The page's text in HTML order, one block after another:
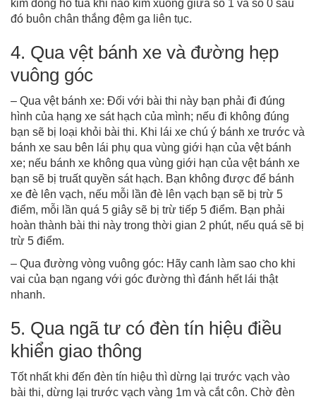
kim đồng hồ tua khi nào kim xuống giữa số 1 và số 0 sau
đó buôn chân thắng đệm ga liên tục.
4. Qua vệt bánh xe và đường hẹp
vuông góc
– Qua vệt bánh xe: Đối với bài thi này bạn phải đi đúng
hình của hạng xe sát hạch của mình; nếu đi không đúng
bạn sẽ bị loại khỏi bài thi. Khi lái xe chú ý bánh xe trước và
bánh xe sau bên lái phụ qua vùng giới hạn của vệt bánh
xe; nếu bánh xe không qua vùng giới hạn của vệt bánh xe
bạn sẽ bị truất quyền sát hạch. Bạn không được để bánh
xe đè lên vạch, nếu mỗi lần đè lên vạch bạn sẽ bị trừ 5
điểm, mỗi lần quá 5 giây sẽ bị trừ tiếp 5 điểm. Bạn phải
hoàn thành bài thi này trong thời gian 2 phút, nếu quá sẽ bị
trừ 5 điểm.
– Qua đường vòng vuông góc: Hãy canh làm sao cho khi
vai của bạn ngang với góc đường thì đánh hết lái thật
nhanh.
5. Qua ngã tư có đèn tín hiệu điều
khiển giao thông
Tốt nhất khi đến đèn tín hiệu thì dừng lại trước vạch vào
bài thi, dừng lại trước vạch vàng 1m và cắt côn. Chờ đèn